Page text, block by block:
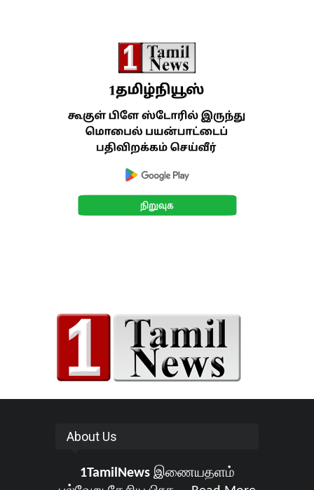
About Us
1TamilNewsஇணையதளம்